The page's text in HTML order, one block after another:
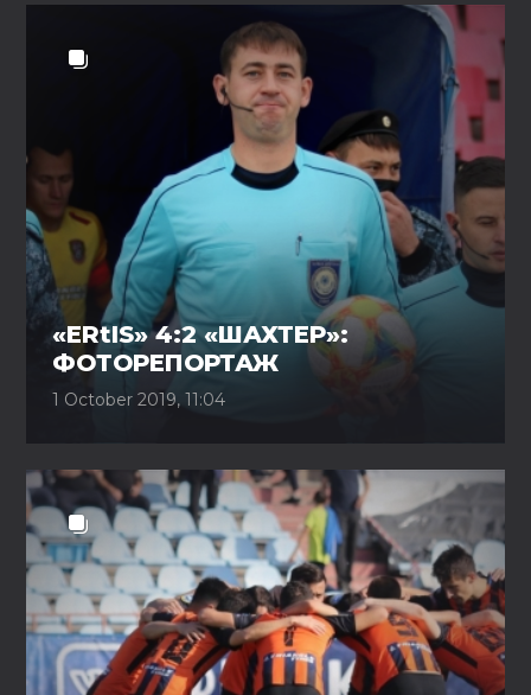
«ERtIS» 4:2 «ШАХТЕР»:
ФОТОРЕПОРТАЖ
1 October 2019, 11:04